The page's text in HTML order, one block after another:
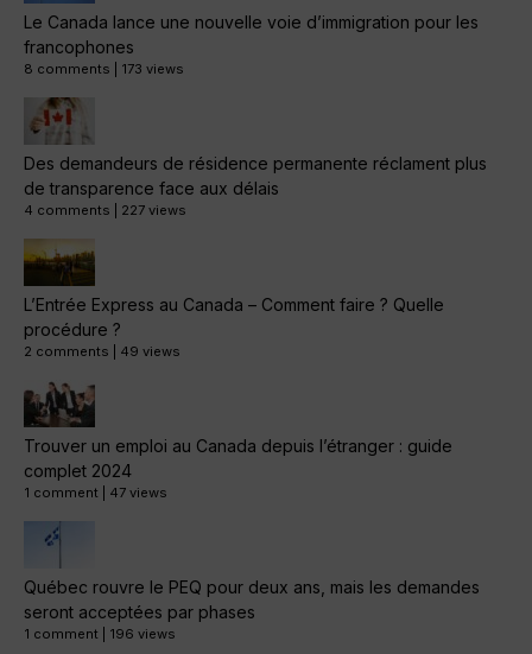
Le Canada lance une nouvelle voie d’immigration pour les
francophones
8 comments 173 views
Des demandeurs de résidence permanente réclament plus
de transparence face aux délais
4 comments 227 views
L’Entrée Express au Canada – Comment faire ? Quelle
procédure ?
2 comments 49 views
Trouver un emploi au Canada depuis l’étranger : guide
complet 2024
1 comment 47 views
Québec rouvre le PEQ pour deux ans, mais les demandes
seront acceptées par phases
1 comment 196 views